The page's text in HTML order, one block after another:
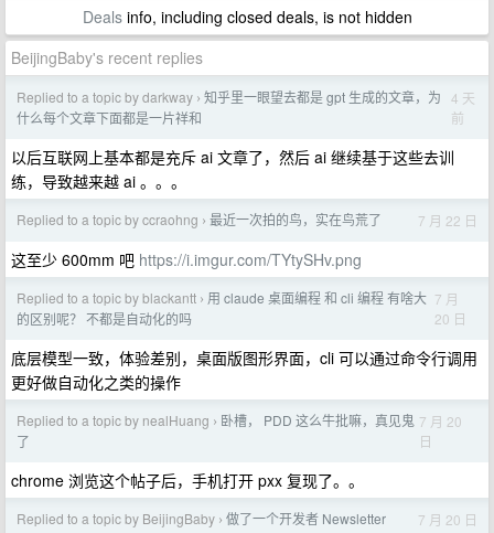
Dealsinfo, including closed deals, is not hidden
BeijingBaby's recent replies
Replied to a topic by darkway › 知乎里一眼望去都是 gpt 生成的文章，为
什么每个文章下面都是一片祥和
4 天
前
以后互联网上基本都是充斥 ai 文章了，然后 ai 继续基于这些去训
练，导致越来越 ai 。。。
Replied to a topic by ccraohng › 最近一次拍的鸟，实在鸟荒了 7 月 22 日
这至少 600mm 吧 https://i.imgur.com/TYtySHv.png
Replied to a topic by blackantt › 用 claude 桌面编程 和 cli 编程 有啥大
的区别呢？ 不都是自动化的吗
7 月
20 日
底层模型一致，体验差别，桌面版图形界面，cli 可以通过命令行调用
更好做自动化之类的操作
Replied to a topic by nealHuang › 卧槽， PDD 这么牛批嘛，真见鬼
了
7 月 20
日
chrome 浏览这个帖子后，手机打开 pxx 复现了。。
Replied to a topic by BeijingBaby › 做了一个开发者 Newsletter 7 月 20 日